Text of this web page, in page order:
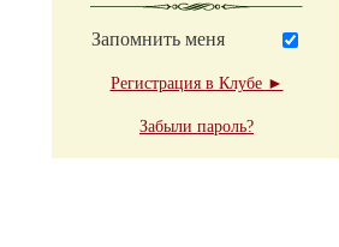
Запомнить меня
Регистрация в Клубе ►
Забыли пароль?